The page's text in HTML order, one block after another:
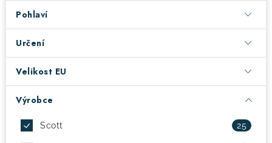
Moje objednávka
Testovací centrum
Půjčovna nosičů kol Kontakt
Pohlaví
Určení
Velikost EU
Výrobce
Scott 25